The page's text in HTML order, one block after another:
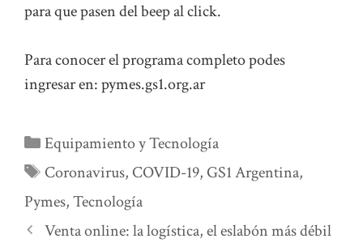
para que pasen del beep al click.
Para conocer el programa completo podes
ingresar en:pymes.gs1.org.ar
Categorías
Equipamiento y Tecnología
Etiquetas
Coronavirus, COVID-19, GS1 Argentina,
Pymes,Tecnología
Venta online: la logística, el eslabón más débil